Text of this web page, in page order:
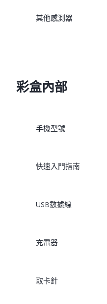
其他感測器
彩盒內部
手機型號
快速入門指南
USB數據線
充電器
取卡針